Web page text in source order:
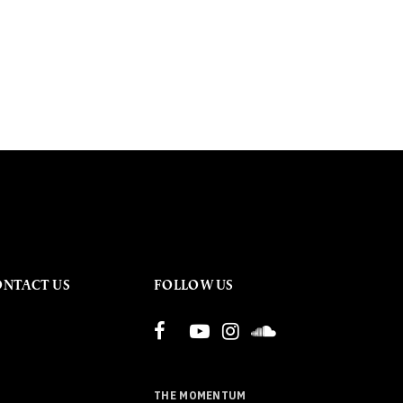
US FOLLOW US
THE MOMENTUM